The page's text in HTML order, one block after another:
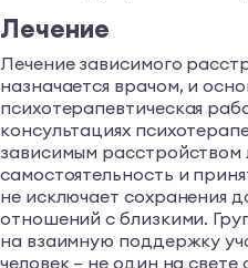
Лечение
Лечение зависимого
назначается врачом, и
психотерапевтическая
консультациях
зависимым расстройством
самостоятельность и
не исключает сохранения
отношений с близкими.
на взаимную поддержку
человек – не один на